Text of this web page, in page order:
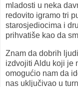
mladosti u neka
redovito igramo tri
starosjediocima i
prihvatiše kao da
Znam da dobrih
izdvojiti Aldu koji je
omogućio nam da
nas uključivao u